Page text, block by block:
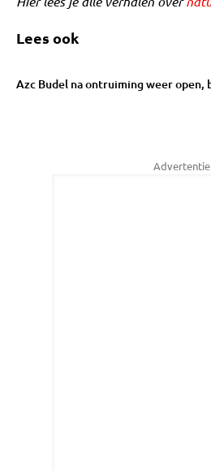
Lees ook
Azc Budel na ontruiming weer open,
Advertentie